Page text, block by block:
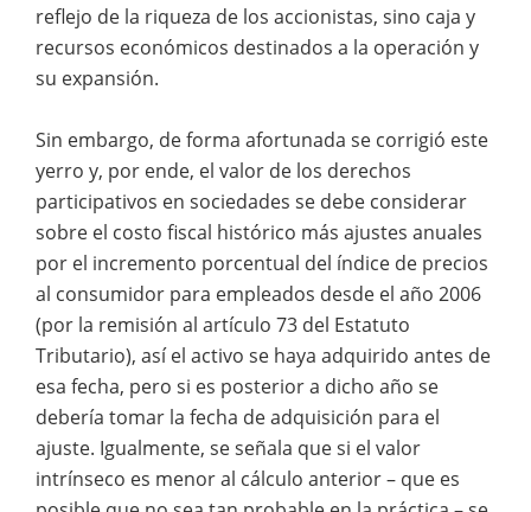
reflejo de la riqueza de los accionistas, sino caja y
recursos económicos destinados a la operación y
su expansión.
Sin embargo, de forma afortunada se corrigió este
yerro y, por ende, el valor de los derechos
participativos en sociedades se debe considerar
sobre el costo fiscal histórico más ajustes anuales
por el incremento porcentual del índice de precios
al consumidor para empleados desde el año 2006
(por la remisión al artículo 73 del Estatuto
Tributario), así el activo se haya adquirido antes de
esa fecha, pero si es posterior a dicho año se
debería tomar la fecha de adquisición para el
ajuste. Igualmente, se señala que si el valor
intrínseco es menor al cálculo anterior – que es